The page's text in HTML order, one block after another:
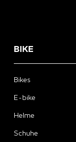
BIKE
Bikes
E-bike
Helme
Schuhe